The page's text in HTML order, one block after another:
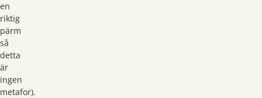
en
riktig
pärm
så
detta
är
ingen
metafor).